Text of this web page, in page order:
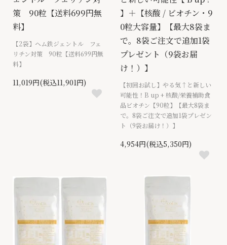
策 90粒【送料699円無
料】
【2袋】ヘム鉄ジェントル フェ
リチン対策 90粒【送料699円無
料】
11,019円(税込11,901円)
】＋【核酸 / ビオチン・9
0粒大容量】【最大8袋ま
で。8袋ご注文で追加1袋
プレゼント（9袋お届
け！）】
【初回お試し】やる気↑と新しい
可能性！B up + 核酸/栄養補助食
品ビオチン【90粒】【最大8袋ま
で。8袋ご注文で追加1袋プレゼン
ト（9袋お届け！）】
4,954円(税込5,350円)